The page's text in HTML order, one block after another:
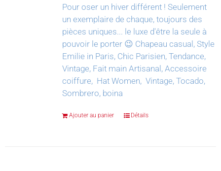
Pour oser un hiver différent ! Seulement
un exemplaire de chaque, toujours des
pièces uniques... le luxe d'être la seule à
pouvoir le porter 😉 Chapeau casual, Style
Emilie in Paris, Chic Parisien, Tendance,
Vintage, Fait main Artisanal, Accessoire
coiffure, Hat Women, Vintage, Tocado,
Sombrero, boina
Ajouter au panier Détails